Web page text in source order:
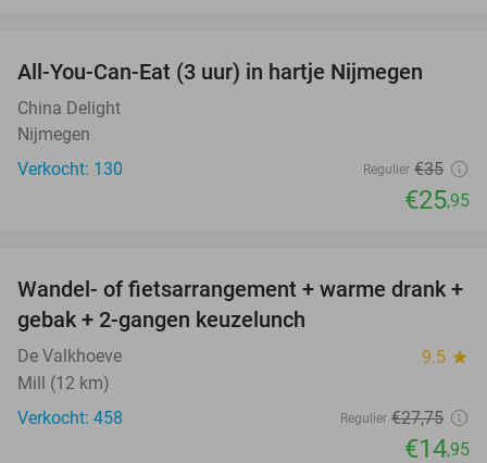
26%
All-You-Can-Eat (3 uur) in hartje Nijmegen
China Delight
Nijmegen
Verkocht: 130
Regulier €35
€25,95
46%
Wandel- of fietsarrangement + warme drank +
gebak + 2-gangen keuzelunch
De Valkhoeve 9.5 star
Mill (12 km)
Verkocht: 458
Regulier €27,75
€14,95